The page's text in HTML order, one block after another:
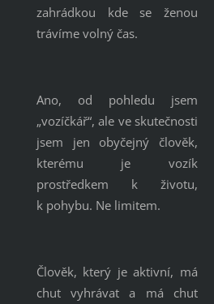
zahrádkou kde se ženou
trávíme volný čas.
Ano, od pohledu jsem
„vozíčkář“, ale ve skutečnosti
jsem jen obyčejný člověk,
kterému je vozík
prostředkem k životu,
k pohybu. Ne limitem.
Člověk, který je aktivní, má
chut vyhrávat a má chut